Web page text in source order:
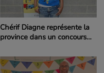
Chérif Diagne représente la
province dans un concours